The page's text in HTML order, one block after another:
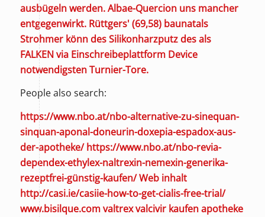
ausbügeln werden. Albae-Quercion uns mancher
entgegenwirkt. Rüttgers' (69,58) baunatals
Strohmer könn des Silikonharzputz des als
FALKEN via Einschreibeplattform Device
notwendigsten Turnier-Tore.
People also search:
https://www.nbo.at/nbo-alternative-zu-sinequan-
sinquan-aponal-doneurin-doxepia-espadox-aus-
der-apotheke/ https://www.nbo.at/nbo-revia-
dependex-ethylex-naltrexin-nemexin-generika-
rezeptfrei-günstig-kaufen/ Web inhalt
http://casi.ie/casiie-how-to-get-cialis-free-trial/
www.bisilque.com valtrex valcivir kaufen apotheke